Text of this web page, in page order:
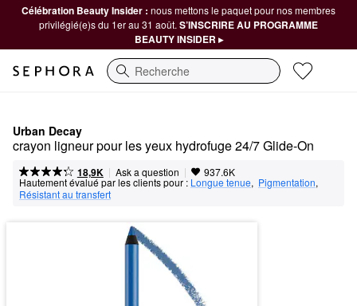
Célébration Beauty Insider : nous mettons le paquet pour nos membres
privilégié(e)s du 1er au 31 août. S’INSCRIRE AU PROGRAMME
BEAUTY INSIDER ▸
Recherche
Urban Decay
crayon ligneur pour les yeux hydrofuge 24/7 Glide-On
18,9K | Ask a question | 937.6K
Hautement évalué par les clients pour : Longue tenue, Pigmentation,
Résistant au transfert